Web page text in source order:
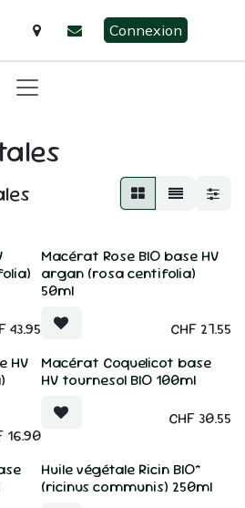
Connexion
43.95
Macérat Rose BIO base HV
argan (rosa centifolia)
50ml
CHF27.55
HV
16.90
Macérat Coquelicot base
HV tournesol BIO 100ml
CHF30.55
Huile végétale Ricin BIO*
(ricinus communis) 250ml